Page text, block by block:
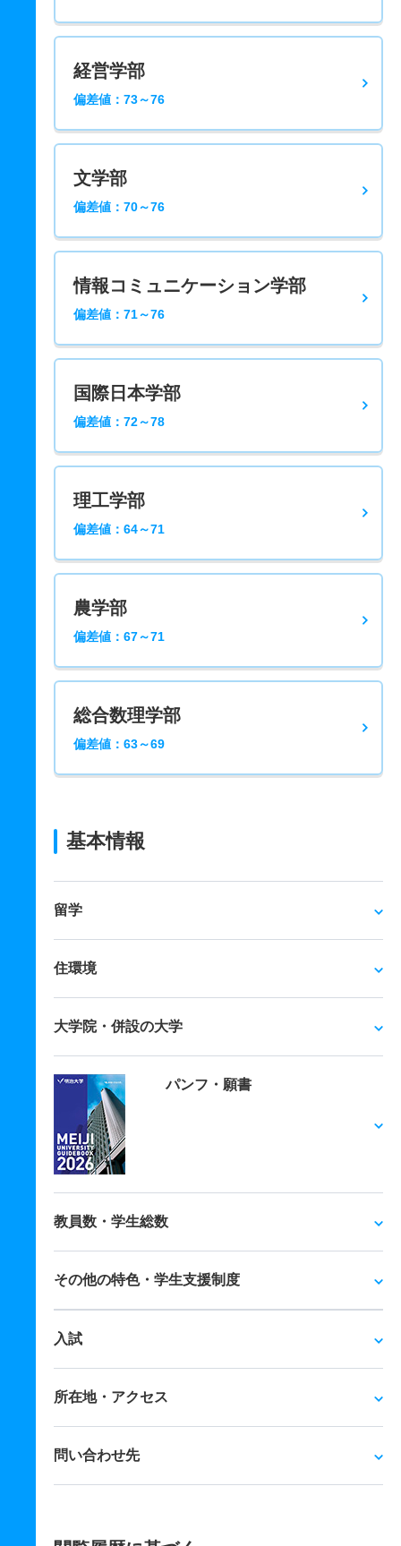
経営学部
偏差値：73～76
文学部
偏差値：70～76
情報コミュニケーション学部
偏差値：71～76
国際日本学部
偏差値：72～78
理工学部
偏差値：64～71
農学部
偏差値：67～71
総合数理学部
偏差値：63～69
基本情報
留学
住環境
大学院・併設の大学
パンフ・願書
教員数・学生総数
その他の特色・学生支援制度
入試
所在地・アクセス
問い合わせ先